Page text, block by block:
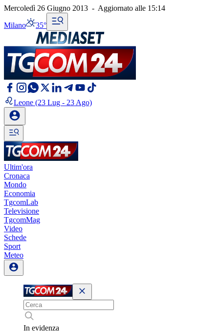
Mercoledì 26 Giugno 2013 - Aggiornato alle 15:14
Milano 35°
Leone (23 Lug - 23 Ago)
Ultim'ora
Cronaca
Mondo
Economia
TgcomLab
Televisione
TgcomMag
Video
Schede
Sport
Meteo
In evidenza